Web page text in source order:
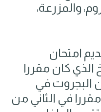
والمزرعة،
امتحان
الذي كان مقررا
البجروت في
في الثاني من